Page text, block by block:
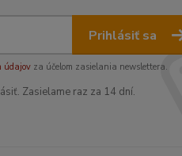
Prihlásiť sa
údajovza účelom zasielania newslettera.
Zasielame raz za 14 dní.